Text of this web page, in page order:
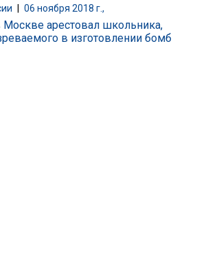
06 ноября 2018 г.,
Москве арестовал школьника,
в изготовлении бомб